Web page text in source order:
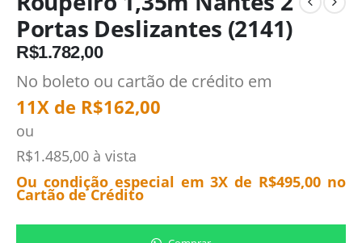
Portas Deslizantes (2141)
R$1.782,00
No boleto ou cartão de crédito em
11X de R$162,00
ou
R$1.485,00 à vista
Ou condição especial em 3X de R$495,00 no
Cartão de Crédito